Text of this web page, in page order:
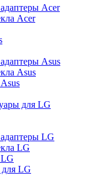
Acer
Acer
Asus
Asus
для LG
LG
LG
LG